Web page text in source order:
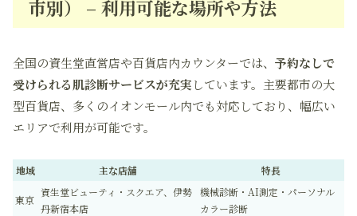
市別） – 利用可能な場所や方法
全国の資生堂直営店や百貨店内カウンターでは、 予約なしで
受けられる肌診断サービスが充実しています。主要都市の大
型百貨店、多くのイオンモール内でも対応しており、幅広い
エリアで利用が可能です。
地域 主な店舗 特長
東京
資生堂ビューティ・スクエア、伊勢
丹新宿本店
機械診断・AI測定・パーソナル
カラー診断